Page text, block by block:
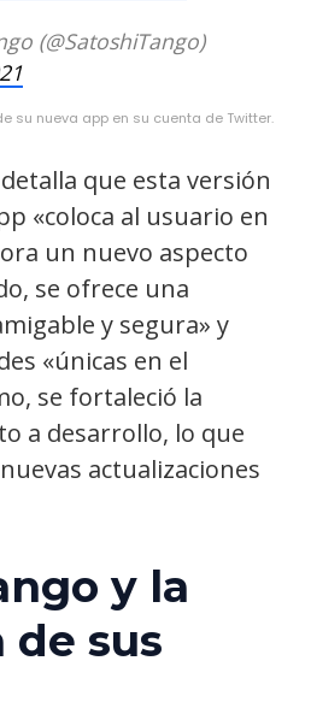
(@SatoshiTango)
su nueva app en su cuenta de Twitter.
que esta versión
«coloca al usuario en
un nuevo aspecto
se ofrece una
y segura» y
«únicas en el
se fortaleció la
a desarrollo, lo que
actualizaciones
y la
de sus